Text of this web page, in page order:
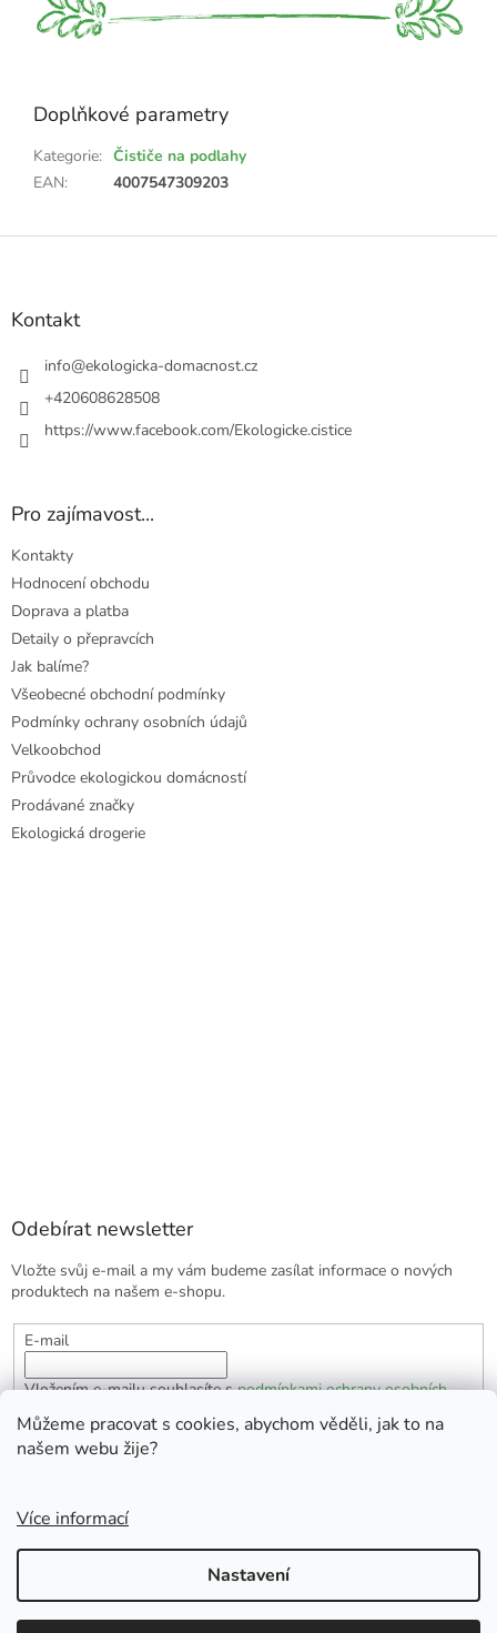
Můžeme pracovat s cookies, abychom věděli, jak to na
našem webu žije?
Více informací
Nastavení
Doplňkové parametry
Kategorie: Čističe na podlahy
EAN: 4007547309203
Z
Kontakt
info@ekologicka-domacnost.cz
+420608628508
https://www.facebook.com/Ekologicke.cistice
Pro zajímavost...
Kontakty
Hodnocení obchodu
Doprava a platba
Detaily o přepravcích
Jak balíme?
Všeobecné obchodní podmínky
Podmínky ochrany osobních údajů
Velkoobchod
Průvodce ekologickou domácností
Prodávané značky
Ekologická drogerie
Odebírat newsletter
Vložte svůj e-mail a my vám budeme zasílat informace o nových
produktech na našem e-shopu.
E-mail
Vložením e-mailu souhlasíte spodmínkami ochrany osobních
PŘIHLÁSIT SE
Copyright 2026EKOlogická domácnost. Všechna práva